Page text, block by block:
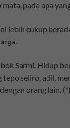
pada apa
lebih cukup
Sarmi. Hidup
tepo seliro, adil,
orang lain. (*)